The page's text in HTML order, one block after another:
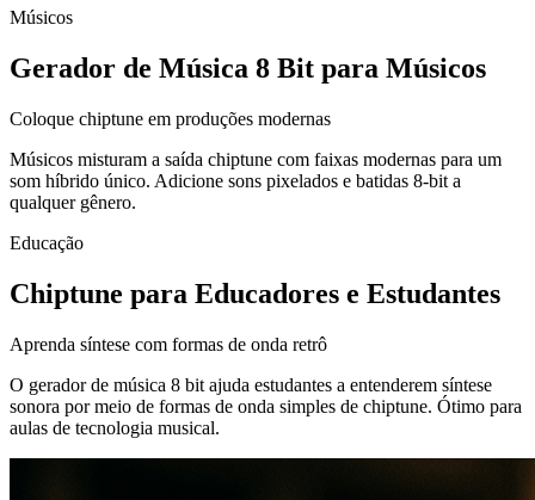
Músicos
Gerador de Música 8 Bit para Músicos
Coloque chiptune em produções modernas
Músicos misturam a saída chiptune com faixas modernas para um
som híbrido único. Adicione sons pixelados e batidas 8-bit a
qualquer gênero.
Educação
Chiptune para Educadores e Estudantes
Aprenda síntese com formas de onda retrô
O gerador de música 8 bit ajuda estudantes a entenderem síntese
sonora por meio de formas de onda simples de chiptune. Ótimo para
aulas de tecnologia musical.